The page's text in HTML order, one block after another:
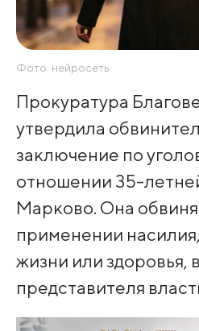
Фото: нейросеть
Прокуратура
утвердила
заключение по
отношении 35-
Марково. Она
применении
жизни или здоровья,
представителя